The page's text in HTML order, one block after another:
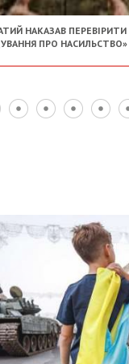
НАКАЗАВ
ПРО